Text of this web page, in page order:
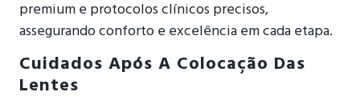
premium e protocolos clínicos precisos,
assegurando conforto e excelência em cada etapa.
Cuidados Após A Colocação Das
Lentes